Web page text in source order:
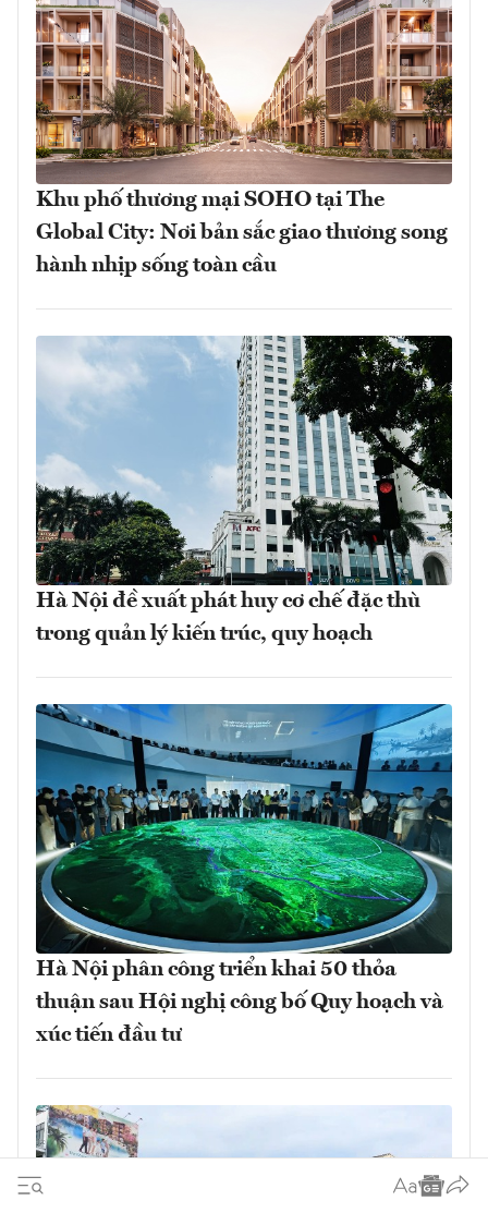
Khu phố thương mại SOHO tại The
Global City: Nơi bản sắc giao thương song
hành nhịp sống toàn cầu
Hà Nội đề xuất phát huy cơ chế đặc thù
trong quản lý kiến trúc, quy hoạch
Hà Nội phân công triển khai 50 thỏa
thuận sau Hội nghị công bố Quy hoạch và
xúc tiến đầu tư